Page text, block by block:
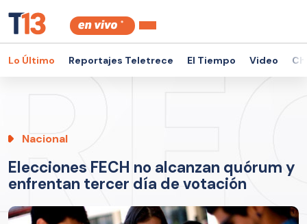
Lo Último Reportajes Teletrece El Tiempo Video
Nacional
Elecciones FECH no alcanzan quórum y
enfrentan tercer día de votación